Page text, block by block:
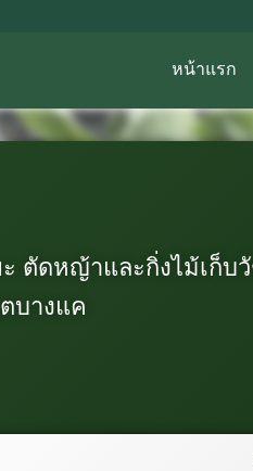
หน้าแรก
ตัดหญ้าและกิ่งไม้เก็บ
บางแค